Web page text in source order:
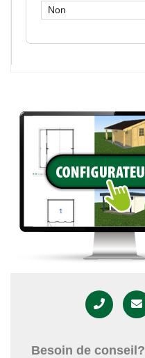
Non
Besoin de conseil?